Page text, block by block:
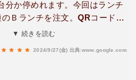
分か停めれます。今回はランチ
Ｂランチを注文。QRコードか
人用のカウンターがあってと、
▼ 続きを読む
2024/9/27(金) 出典:www.google.com